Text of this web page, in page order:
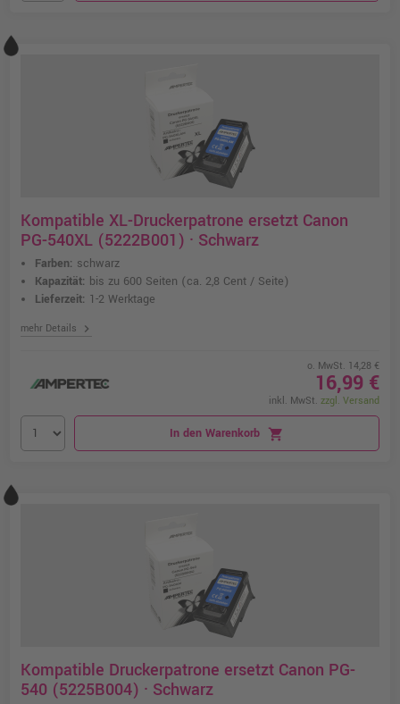
Kompatible XL-Druckerpatrone ersetzt Canon
PG-540XL (5222B001) · Schwarz
Farben: schwarz
Kapazität: bis zu 600 Seiten (ca. 2,8 Cent / Seite)
Lieferzeit: 1-2 Werktage
mehr Details chevron_right
o. MwSt. 14,28 €
16,99 €
inkl. MwSt. zzgl. Versand
In den Warenkorb shopping_cart
Kompatible Druckerpatrone ersetzt Canon PG-
540 (5225B004) · Schwarz